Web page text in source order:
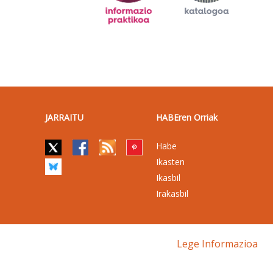
JARRAITU HABEren Orriak
Habe
Ikasten
Ikasbil
Irakasbil
Lege Informazioa